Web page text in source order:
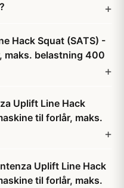
Hack Squat (SATS) -
maks. belastning 400
Uplift Line Hack
til forlår, maks.
Uplift Line Hack
til forlår, maks.